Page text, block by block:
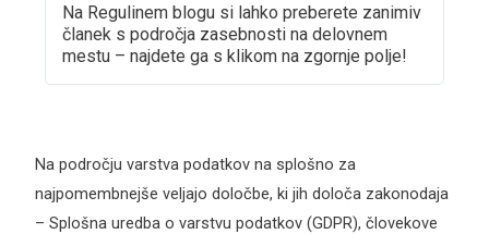
Na Regulinem blogu si lahko preberete zanimiv
članek s področja zasebnosti na delovnem
mestu – najdete ga s klikom na zgornje polje!
Na področju varstva podatkov na splošno za
najpomembnejše veljajo določbe, ki jih določa zakonodaja
– Splošna uredba o varstvu podatkov (GDPR), človekove